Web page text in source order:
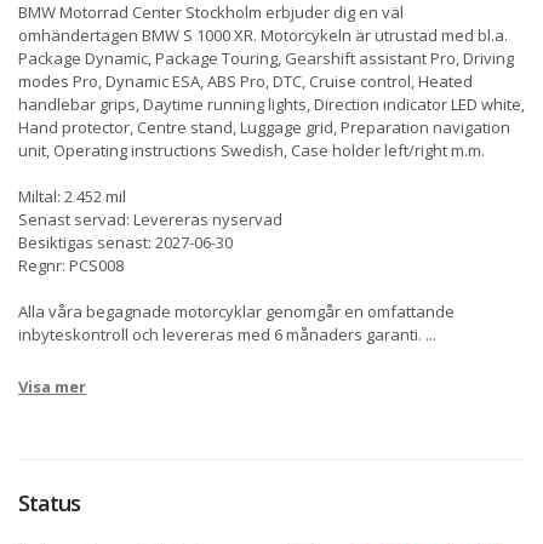
BMW Motorrad Center Stockholm erbjuder dig en väl
omhändertagen BMW S 1000 XR. Motorcykeln är utrustad med bl.a.
Package Dynamic, Package Touring, Gearshift assistant Pro, Driving
modes Pro, Dynamic ESA, ABS Pro, DTC, Cruise control, Heated
handlebar grips, Daytime running lights, Direction indicator LED white,
Hand protector, Centre stand, Luggage grid, Preparation navigation
unit, Operating instructions Swedish, Case holder left/right m.m.
Miltal: 2 452 mil
Senast servad: Levereras nyservad
Besiktigas senast: 2027-06-30
Regnr: PCS008
Alla våra begagnade motorcyklar genomgår en omfattande
inbyteskontroll och levereras med 6 månaders garanti. ...
Visa mer
Status